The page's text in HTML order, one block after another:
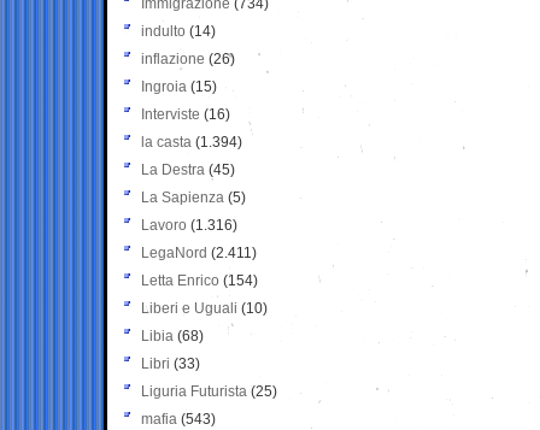
Immigrazione (734)
indulto (14)
inflazione (26)
Ingroia (15)
Interviste (16)
la casta (1.394)
La Destra (45)
La Sapienza (5)
Lavoro (1.316)
LegaNord (2.411)
Letta Enrico (154)
Liberi e Uguali (10)
Libia (68)
Libri (33)
Liguria Futurista (25)
mafia (543)